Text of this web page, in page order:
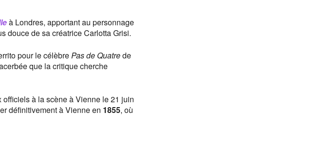
à Londres, apportant au personnage
douce de sa créatrice Carlotta Grisi.
pour le célèbrePas de Quatrede
que la critique cherche
à la scène à Vienne le 21 juin
définitivement à Vienne en 1855, où